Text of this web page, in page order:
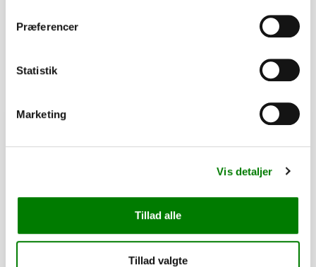
Præferencer
Statistik
Marketing
Vis detaljer
Tillad alle
Tillad valgte
Afhentning og forsendelse
PÅ LAGER